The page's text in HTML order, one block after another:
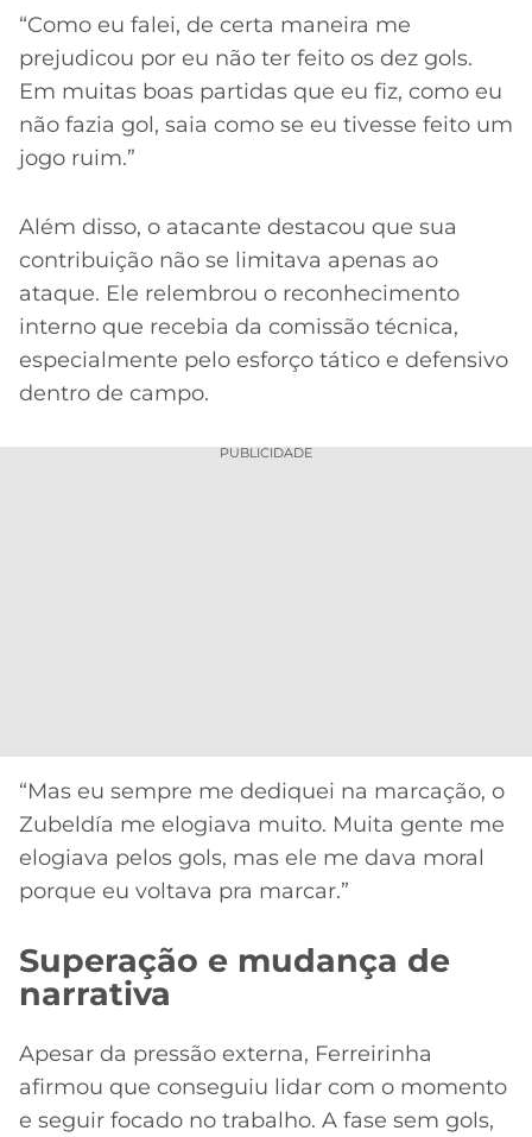
“Como eu falei, de certa maneira me
prejudicou por eu não ter feito os dez gols.
Em muitas boas partidas que eu fiz, como eu
não fazia gol, saia como se eu tivesse feito um
jogo ruim.”
Além disso, o atacante destacou que sua
contribuição não se limitava apenas ao
ataque. Ele relembrou o reconhecimento
interno que recebia da comissão técnica,
especialmente pelo esforço tático e defensivo
dentro de campo.
PUBLICIDADE
“Mas eu sempre me dediquei na marcação, o
Zubeldía me elogiava muito. Muita gente me
elogiava pelos gols, mas ele me dava moral
porque eu voltava pra marcar.”
Superação e mudança de
narrativa
Apesar da pressão externa, Ferreirinha
afirmou que conseguiu lidar com o momento
e seguir focado no trabalho. A fase sem gols,